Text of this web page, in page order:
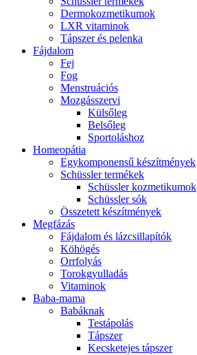
Dermokozmetikumok
LXR vitaminok
Tápszer és pelenka
Fájdalom
Fej
Fog
Menstruációs
Mozgásszervi
Külsőleg
Belsőleg
Sportoláshoz
Homeopátia
Egykomponensű készítmények
Schüssler termékek
Schüssler kozmetikumok
Schüssler sók
Összetett készítmények
Megfázás
Fájdalom és lázcsillapítók
Köhögés
Orrfolyás
Torokgyulladás
Vitaminok
Baba-mama
Babáknak
Testápolás
Tápszer
Kecsketejes tápszer